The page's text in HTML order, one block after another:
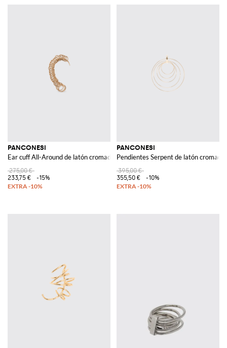
PANCONESI
Ear cuff All-Around de latón cromado
275,00 €
233,75 €
-15%
PANCONESI
Pendientes Serpent de latón cromado
395,00 €
355,50 €
-10%